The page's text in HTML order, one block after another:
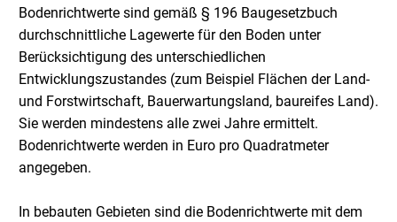
Bodenrichtwerte sind gemäß § 196 Baugesetzbuch
durchschnittliche Lagewerte für den Boden unter
Berücksichtigung des unterschiedlichen
Entwicklungszustandes (zum Beispiel Flächen der Land-
und Forstwirtschaft, Bauerwartungsland, baureifes Land).
Sie werden mindestens alle zwei Jahre ermittelt.
Bodenrichtwerte werden in Euro pro Quadratmeter
angegeben.
In bebauten Gebieten sind die Bodenrichtwerte mit dem